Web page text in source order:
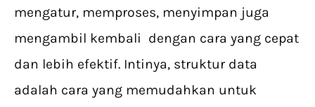
mengatur, memproses, menyimpan juga
mengambil kembali dengan cara yang cepat
dan lebih efektif. Intinya, struktur data
adalah cara yang memudahkan untuk